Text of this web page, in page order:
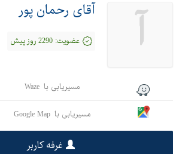
آ آقای رحمان پور
عضویت: 2290 روز پیش
مسیریابی با Waze
مسیریابی با Google Map
غرفه کاربر